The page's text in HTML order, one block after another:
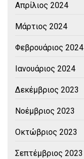
Απρίλιος 2024
Μάρτιος 2024
Φεβρουάριος 2024
Ιανουάριος 2024
Δεκέμβριος 2023
Νοέμβριος 2023
Οκτώβριος 2023
Σεπτέμβριος 2023